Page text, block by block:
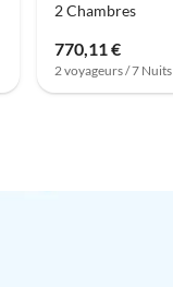
2 Chambres
770,11 €
2 voyageurs / 7 Nuits